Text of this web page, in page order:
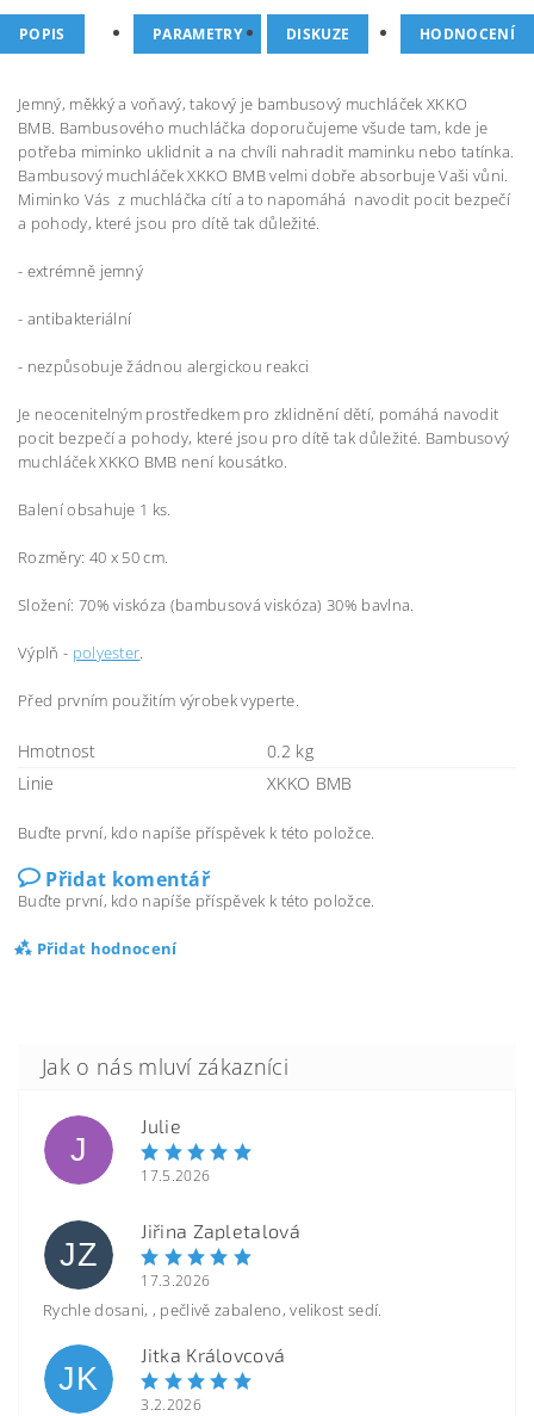
POPIS PARAMETRY DISKUZE HODNOCENÍ
Jemný, měkký a voňavý, takový je bambusový muchláček XKKO
BMB. Bambusového muchláčka doporučujeme všude tam, kde je
potřeba miminko uklidnit a na chvíli nahradit maminku nebo tatínka.
Bambusový muchláček XKKO BMB velmi dobře absorbuje Vaši vůni.
Miminko Vás z muchláčka cítí a to napomáhá navodit pocit bezpečí
a pohody, které jsou pro dítě tak důležité.
- extrémně jemný
- antibakteriální
- nezpůsobuje žádnou alergickou reakci
Je neocenitelným prostředkem pro zklidnění dětí, pomáhá navodit
pocit bezpečí a pohody, které jsou pro dítě tak důležité. Bambusový
muchláček XKKO BMB není kousátko.
Balení obsahuje 1 ks.
Rozměry: 40 x 50 cm.
Složení: 70% viskóza (bambusová viskóza) 30% bavlna.
Výplň - polyester.
Před prvním použitím výrobek vyperte.
Hmotnost
0.2 kg
Linie
XKKO BMB
Buďte první, kdo napíše příspěvek k této položce.
Přidat komentář
Buďte první, kdo napíše příspěvek k této položce.
Přidat hodnocení
J
Julie
17.5.2026
JZ
Jiřina Zapletalová
17.3.2026
Rychle dosani, , pečlivě zabaleno, velikost sedí.
JK
Jitka Královcová
3.2.2026